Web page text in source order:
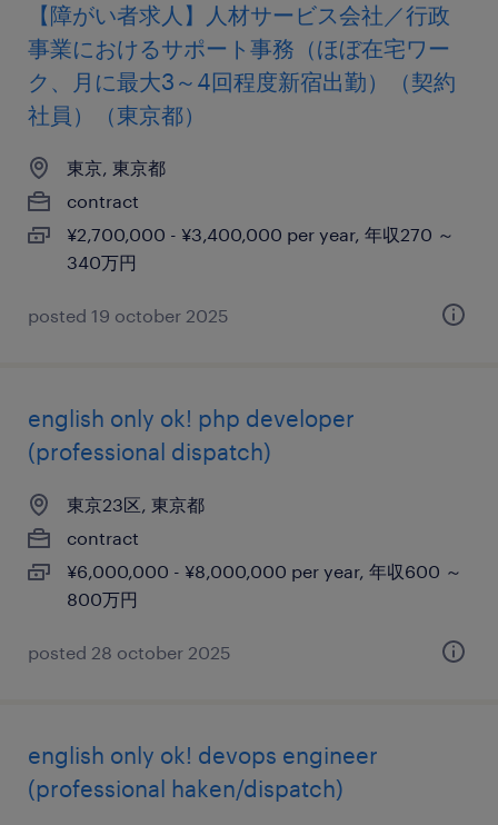
【障がい者求人】人材サービス会社／行政
事業におけるサポート事務（ほぼ在宅ワー
ク、月に最大3～4回程度新宿出勤）（契約
社員）（東京都）
東京, 東京都
contract
¥2,700,000 - ¥3,400,000 per year, 年収270 ～
340万円
posted 19 october 2025
english only ok! php developer
(professional dispatch)
東京23区, 東京都
contract
¥6,000,000 - ¥8,000,000 per year, 年収600 ～
800万円
posted 28 october 2025
english only ok! devops engineer
(professional haken/dispatch)